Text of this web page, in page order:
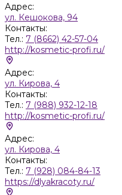
Адрес:
ул. Кешокова, 94
Контакты:
Тел.: 7 (8662) 42-57-04
http://kosmetic-profi.ru/
Адрес:
ул. Кирова, 4
Контакты:
Тел.: 7 (988) 932-12-18
http://kosmetic-profi.ru/
Адрес:
ул. Кирова, 4
Контакты:
Тел.: 7 (928) 084-84-13
https://dlyakracoty.ru/